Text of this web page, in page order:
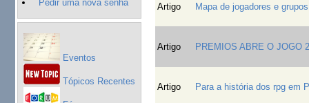
Pedir uma nova senha
Eventos
Tópicos Recentes
Artigo Mapa de jogadores e
Artigo PREMIOS ABRE O JOGO
Artigo Para a história dos rpg em